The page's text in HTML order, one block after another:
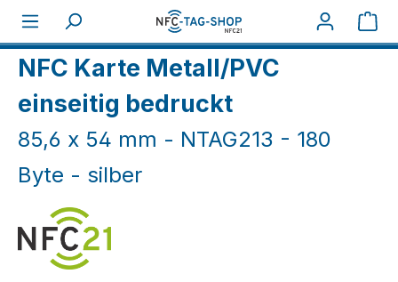
Zum Hauptinhalt springen
NFC Holz-/Metallkarten
NFC Karte Metall/PVC
einseitig bedruckt
85,6 x 54 mm - NTAG213 - 180
Byte - silber